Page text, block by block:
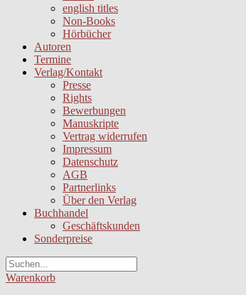
english titles
Non-Books
Hörbücher
Autoren
Termine
Verlag/Kontakt
Presse
Rights
Bewerbungen
Manuskripte
Vertrag widerrufen
Impressum
Datenschutz
AGB
Partnerlinks
Über den Verlag
Buchhandel
Geschäftskunden
Sonderpreise
Warenkorb